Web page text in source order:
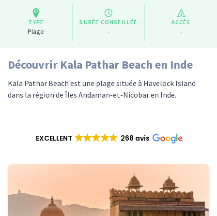
TYPE
Plage
DURÉE CONSEILLÉE
-
ACCÈS
-
Découvrir Kala Pathar Beach en Inde
Kala Pathar Beach est une plage située à Havelock Island
dans la région de Îles Andaman-et-Nicobar en Inde.
EXCELLENT 268 avis